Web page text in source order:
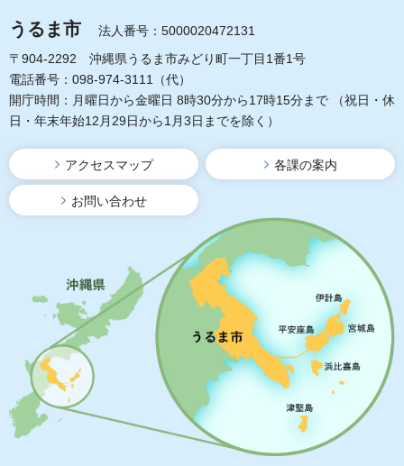
うるま市
法人番号：5000020472131
〒904-2292 沖縄県うるま市みどり町一丁目1番1号
電話番号：098-974-3111（代）
開庁時間：月曜日から金曜日 8時30分から17時15分まで
（祝日・休
日・年末年始12月29日から1月3日までを除く）
アクセスマップ 各課の案内
お問い合わせ